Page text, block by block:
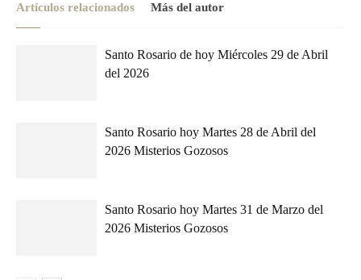
Artículos relacionados Más del autor
Santo Rosario de hoy Miércoles 29 de Abril
del 2026
Santo Rosario hoy Martes 28 de Abril del
2026 Misterios Gozosos
Santo Rosario hoy Martes 31 de Marzo del
2026 Misterios Gozosos